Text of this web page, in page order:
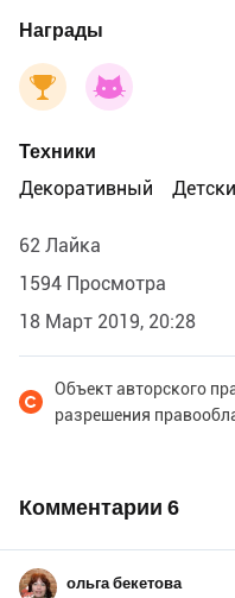
Награды
Техники
Декоративный
62 Лайка
1594 Просмотра
18 Март 2019, 20:28
Объект авторского
разрешения
Комментарии 6
ольга бекетова